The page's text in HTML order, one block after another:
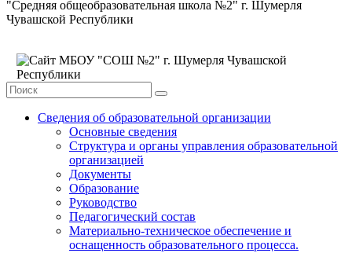
"Средняя общеобразовательная школа №2" г. Шумерля
Чувашской Республики
Сведения об образовательной организации
Основные сведения
Структура и органы управления образовательной
организацией
Документы
Образование
Руководство
Педагогический состав
Материально-техническое обеспечение и
оснащенность образовательного процесса.